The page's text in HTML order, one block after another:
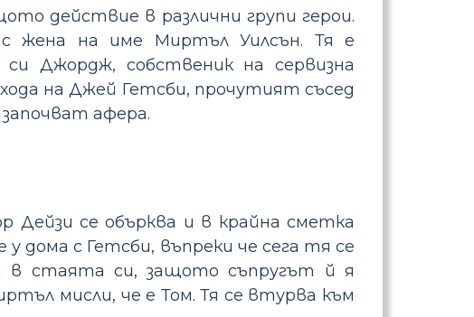
действие в различни групи герои.
жена на име Миртъл Уилсън. Тя е
Джордж, собственик на сервизна
на Джей Гетсби, прочутият съсед
афера.
Дейзи се обърква и в крайна сметка
дома с Гетсби, въпреки че сега тя се
в стаята си, защото съпругът й я
мисли, че е Том. Тя се втурва към